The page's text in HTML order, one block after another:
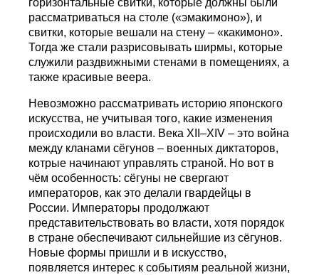
горизонтальные свитки, которые должны были
рассматриваться на столе («эмакимоно»), и
свитки, которые вешали на стену – «какимоно».
Тогда же стали разрисовывать ширмы, которые
служили раздвижными стенами в помещениях, а
также красивые веера.
Невозможно рассматривать историю японского
искусства, не учитывая того, какие изменения
происходили во власти. Века XII–XIV – это война
между кланами сёгунов – военных диктаторов,
котрые начинают управлять страной. Но вот в
чём особенность: сёгуны не свергают
императоров, как это делали гвардейцы в
России. Императоры продолжают
представительствовать во власти, хотя порядок
в стране обеспечивают сильнейшие из сёгунов.
Новые формы пришли и в искусство,
появляется интерес к событиям реальной жизни,